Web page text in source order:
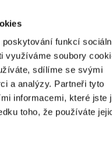
poskytování funkcí
využíváme soubory
sdílíme se svými
a analýzy. Partneři tyto
informacemi, které jste
toho, že používáte